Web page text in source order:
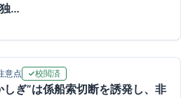
…
意点 校閲済
しぎ”は係船索切断を誘発し、非